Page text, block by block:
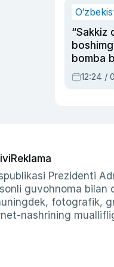
“Sakkiz
bomba
12:24 /
Reklama
Prezidenti
guvohnoma bilan
fotografik,
nashrining